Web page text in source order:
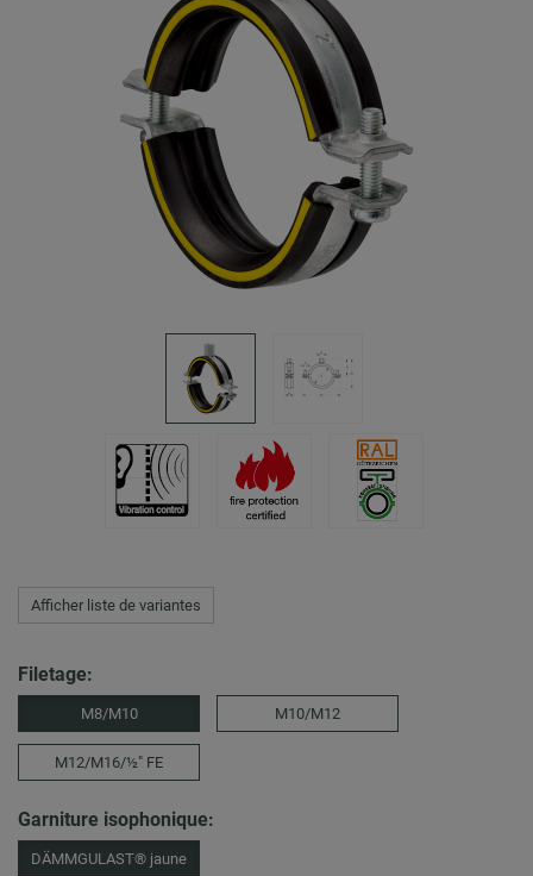
Afficher liste de variantes
Filetage:
M8/M10 M10/M12
M12/M16/½″ FE
Garniture isophonique:
DÄMMGULAST® jaune